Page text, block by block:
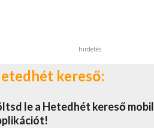
hirdetés
kereső:
le a Hetedhét kereső mobil